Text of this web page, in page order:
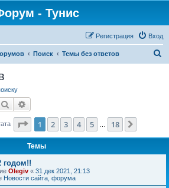
- Тунис
Вход
Регистрация
Поиск Темы без ответов
Поиск
Страница из 18
1 2 3 4 5 18
Темы
годом!!
Olegiv « 31 дек 2021, 21:13
Новости сайта, форума